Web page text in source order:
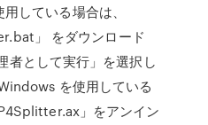
している場合は、
」 をダウンロード
者として実行」を選択し
を使用している
」をアンイン